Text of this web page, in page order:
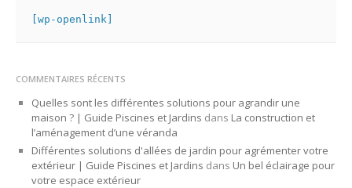
[wp-openlink]
COMMENTAIRES RÉCENTS
Quelles sont les différentes solutions pour agrandir une
maison ? | Guide Piscines et Jardins dans La construction et
l’aménagement d’une véranda
Différentes solutions d'allées de jardin pour agrémenter votre
extérieur | Guide Piscines et Jardins dans Un bel éclairage pour
votre espace extérieur